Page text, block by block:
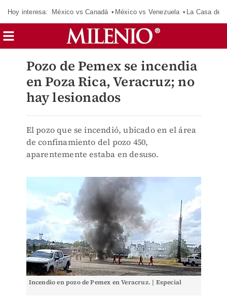
Hoy interesa: México vs Canadá México vs Venezuela La Casa de
Pozo de Pemex se incendia
en Poza Rica, Veracruz; no
hay lesionados
El pozo que se incendió, ubicado en el área
de confinamiento del pozo 450,
aparentemente estaba en desuso.
Incendio en pozo de Pemex en Veracruz. | Especial